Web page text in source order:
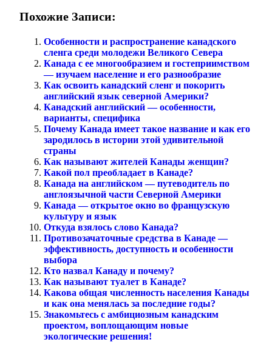
Похожие Записи:
Особенности и распространение канадского
сленга среди молодежи Великого Севера
Канада с ее многообразием и гостеприимством
— изучаем население и его разнообразие
Как освоить канадский сленг и покорить
английский язык северной Америки?
Канадский английский — особенности,
варианты, специфика
Почему Канада имеет такое название и как его
зародилось в истории этой удивительной
страны
Как называют жителей Канады женщин?
Какой пол преобладает в Канаде?
Канада на английском — путеводитель по
англоязычной части Северной Америки
Канада — открытое окно во французскую
культуру и язык
Откуда взялось слово Канада?
Противозачаточные средства в Канаде —
эффективность, доступность и особенности
выбора
Кто назвал Канаду и почему?
Как называют туалет в Канаде?
Какова общая численность населения Канады
и как она менялась за последние годы?
Знакомьтесь с амбициозным канадским
проектом, воплощающим новые
экологические решения!